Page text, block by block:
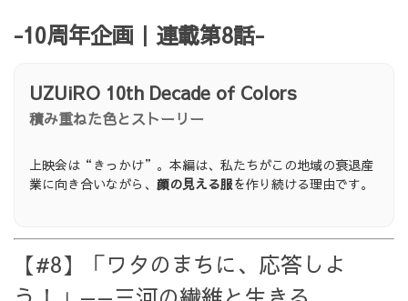
-10周年企画｜連載第8話-
UZUiRO 10th Decade of Colors
積み重ねた色とストーリー
上映会は“きっかけ”。本編は、私たちがこの地域の衰退産
業に向き合いながら、 顔の見える服を作り続ける理由です。
【#8】「ワタのまちに、応答しよ